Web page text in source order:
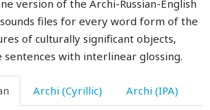
version of the Archi-Russian-English
files for every word form of the
of culturally significant objects,
sentences with interlinear glossing.
Archi (Cyrillic) Archi (IPA)